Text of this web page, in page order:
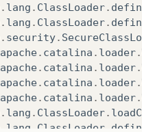
. lang . ClassLoader.
. lang . ClassLoader.
. security.
apache. catalina . loader.
apache. catalina . loader.
apache. catalina . loader.
apache. catalina . loader.
. lang . ClassLoader.
lang ClassLoader